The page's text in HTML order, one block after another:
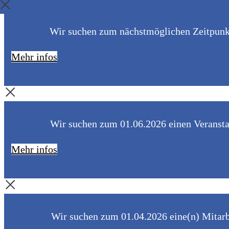
Wir suchen zum nächstmöglichen
Mehr infos
Wir suchen zum 01.06.2026 einen
Mehr infos
Wir suchen zum 01.04.2026 eine(n)